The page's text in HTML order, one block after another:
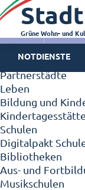
Zeitz - Die
Willkommen in
Interview mit
Zeitz - Stadt der
Ortschaften
Partnerstädte
Leben
Bildung und
Schulen
Digitalpakt
Bibliotheken
Aus- und
Musikschulen
Grüne Wohn- und
NOTDIENSTE